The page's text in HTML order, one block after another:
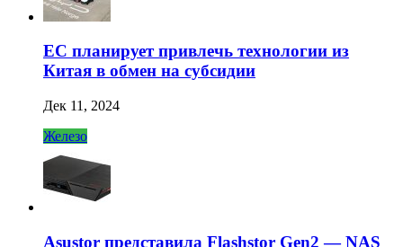
ЕС планирует привлечь технологии из
Китая в обмен на субсидии
Дек 11, 2024
Железо
Asustor представила Flashstor Gen2 — NAS